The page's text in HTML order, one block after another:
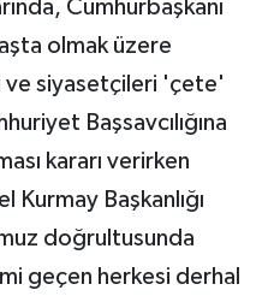
Cumhurbaşkanı
olmak üzere
ve siyasetçileri 'çete'
Başsavcılığına
kararı verirken
Kurmay Başkanlığı
doğrultusunda
geçen herkesi derhal